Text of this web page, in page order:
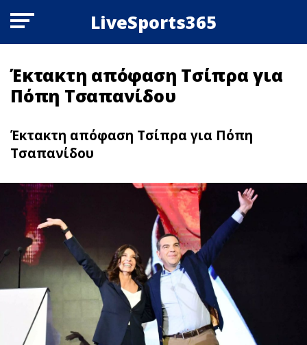
LiveSports365
Έκτακτη απόφαση Τσίπρα για
Πόπη Τσαπανίδου
Έκτακτη απόφαση Τσίπρα για Πόπη
Τσαπανίδου